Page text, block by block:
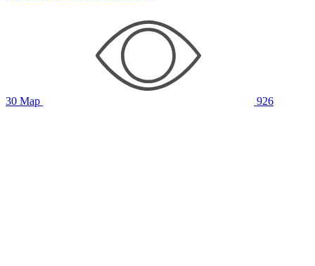
30 Мар 926